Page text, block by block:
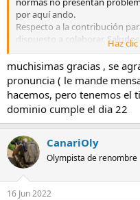
por aquí ando.
Respecto a la contribución
dispuesto a colaborar.
por lo que he aprendido con
punto final ...
Haz
muchisimas gracias , se
pronuncia ( le mande
hacemos, pero tenemos el
dominio cumple el dia 22
CanariOly
Olympista de renombre
16 Jun 2022